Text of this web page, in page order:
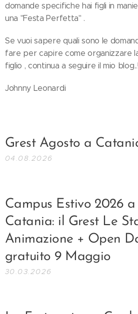
domande specifiche hai figli in
una "Festa Perfetta" .
Se vuoi sapere quali sono le
fare per capire come organizzare
figlio , continua a seguire il mio blog..!
Johnny Leonardi
Grest Agosto a
04.08.2026
Campus Estivo 2026 a
Catania: il Grest Le
Animazione + Open
gratuito 9 Maggio
30.03.2026